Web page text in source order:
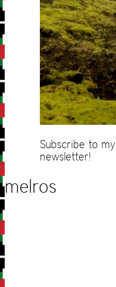
Subscribe to my
newsletter!
melros